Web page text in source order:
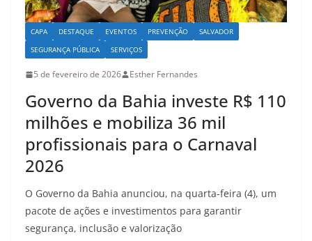
CAPA DESTAQUE EVENTOS PREVENÇÃO
SALVADOR
SEGURANÇA PÚBLICA
SERVIÇOS
5 de fevereiro de 2026 Esther Fernandes
Governo da Bahia investe R$ 110
milhões e mobiliza 36 mil
profissionais para o Carnaval
2026
O Governo da Bahia anunciou, na quarta-feira (4), um
pacote de ações e investimentos para garantir
segurança, inclusão e valorização